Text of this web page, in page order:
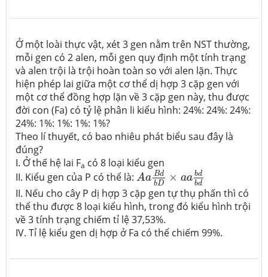
Ở một loài thực vật, xét 3 gen nằm trên NST thường,
mỗi gen có 2 alen, mỗi gen quy định một tính trạng
và alen trội là trội hoàn toàn so với alen lặn. Thực
hiện phép lai giữa một cơ thể dị hợp 3 cặp gen với
một cơ thể đồng hợp lặn về 3 cặp gen này, thu được
đời con (Fa) có tỷ lệ phân li kiểu hình: 24%: 24%: 24%:
24%: 1%: 1%: 1%: 1%?
Theo lí thuyết, có bao nhiêu phát biểu sau đây là
đúng?
I. Ở thế hệ lai Fa có 8 loại kiểu gen
II. Kiểu gen của P có thể là: Aa Bd
bD × aa bd
bd
AaBd ab
II. Nếu cho cây P dị hợp 3 cặp gen tự thụ phấn thì có
thể thu được 8 loại kiểu hình, trong đó kiểu hình trội
về 3 tính trạng chiếm tỉ lệ 37,53%.
IV. Tỉ lệ kiểu gen dị hợp ở Fa có thể chiếm 99%.